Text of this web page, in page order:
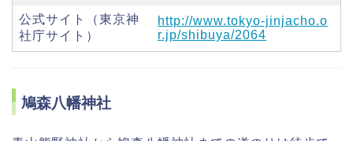
公式サイト（東京神
社庁サイト）
http://www.tokyo-jinjacho.o
r.jp/shibuya/2064
鳩森八幡神社